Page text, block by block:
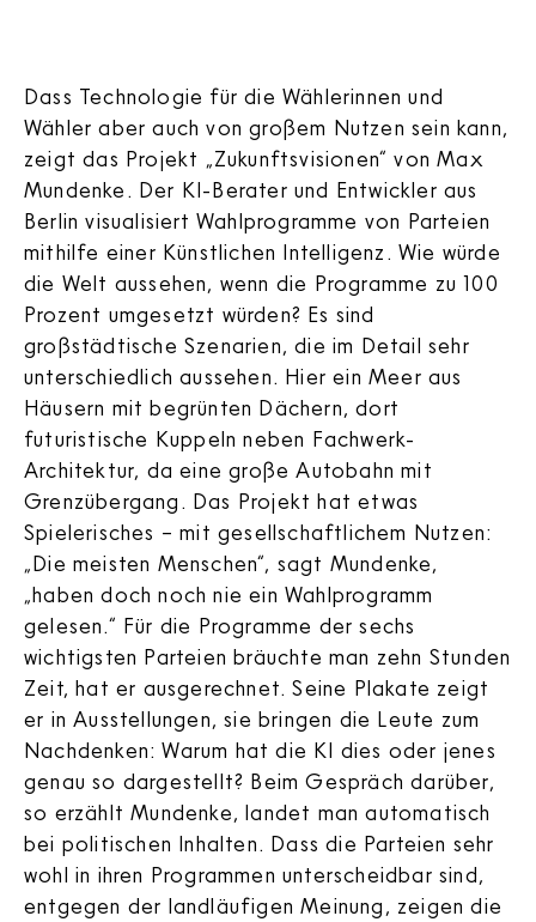
Dass Technologie für die Wählerinnen und
Wähler aber auch von großem Nutzen sein kann,
zeigt das Projekt „Zukunftsvisionen“ von Max
Mundenke. Der KI-Berater und Entwickler aus
Berlin visualisiert Wahlprogramme von Parteien
mithilfe einer Künstlichen Intelligenz. Wie würde
die Welt aussehen, wenn die Programme zu 100
Prozent umgesetzt würden? Es sind
großstädtische Szenarien, die im Detail sehr
unterschiedlich aussehen. Hier ein Meer aus
Häusern mit begrünten Dächern, dort
futuristische Kuppeln neben Fachwerk-
Architektur, da eine große Autobahn mit
Grenzübergang. Das Projekt hat etwas
Spielerisches – mit gesellschaftlichem Nutzen:
„Die meisten Menschen“, sagt Mundenke,
„haben doch noch nie ein Wahlprogramm
gelesen.“ Für die Programme der sechs
wichtigsten Parteien bräuchte man zehn Stunden
Zeit, hat er ausgerechnet. Seine Plakate zeigt
er in Ausstellungen, sie bringen die Leute zum
Nachdenken: Warum hat die KI dies oder jenes
genau so dargestellt? Beim Gespräch darüber,
so erzählt Mundenke, landet man automatisch
bei politischen Inhalten. Dass die Parteien sehr
wohl in ihren Programmen unterscheidbar sind,
entgegen der landläufigen Meinung, zeigen die